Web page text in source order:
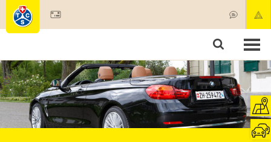
Societariato & prestazioni
Test, sicurezza & salute